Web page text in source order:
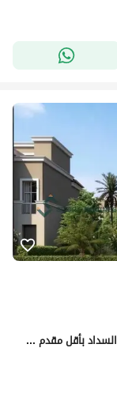
فيلا 240 متر فى كمبوند Butterfly بأفضل انظمة السداد بأقل مقدم + خصم كبير على الكاش